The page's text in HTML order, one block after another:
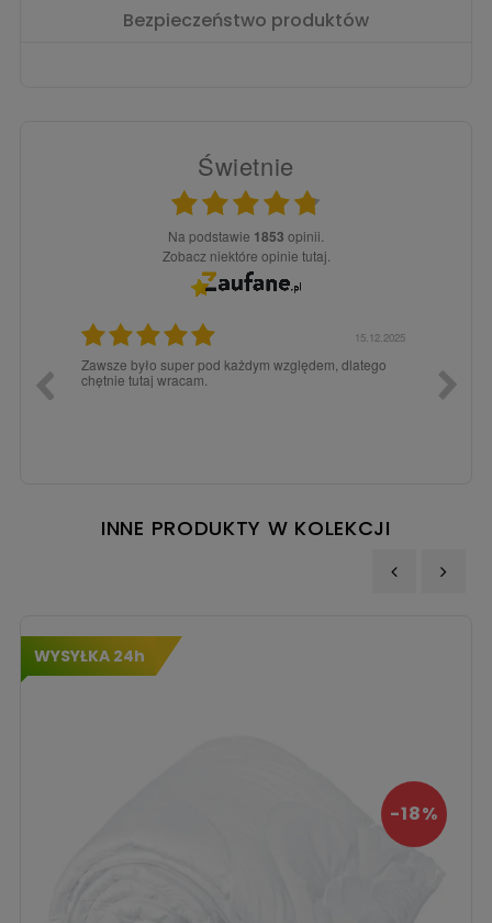
Bezpieczeństwo produktów
Świetnie
Na podstawie 1853 opinii.
Zobacz niektóre opinie tutaj.
15.12.2025
Zawsze było super pod każdym względem, dlatego
chętnie tutaj wracam.
INNE PRODUKTY W KOLEKCJI
WYSYŁKA 24h
-18%